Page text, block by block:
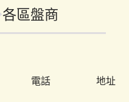
各區盤商
電話 地址